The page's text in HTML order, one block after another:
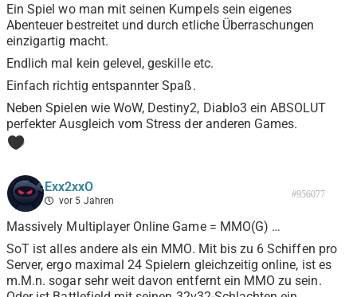
Ein Spiel wo man mit seinen Kumpels sein eigenes
Abenteuer bestreitet und durch etliche Überraschungen
einzigartig macht.
Endlich mal kein gelevel, geskille etc.
Einfach richtig entspannter Spaß.
Neben Spielen wie WoW, Destiny2, Diablo3 ein ABSOLUT
perfekter Ausgleich vom Stress der anderen Games.
0
Exx2xxO
vor 5 Jahren
#956077
Massively Multiplayer Online Game = MMO(G) …
SoT ist alles andere als ein MMO. Mit bis zu 6 Schiffen pro
Server, ergo maximal 24 Spielern gleichzeitig online, ist es
m.M.n. sogar sehr weit davon entfernt ein MMO zu sein.